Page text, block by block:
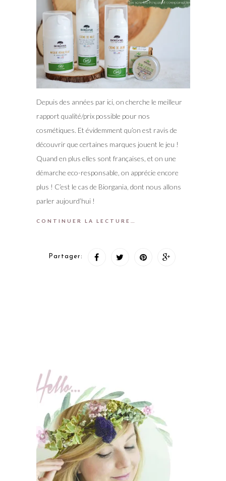
Depuis des années par ici, on cherche le meilleur
rapport qualité/prix possible pour nos
cosmétiques. Et évidemment qu’on est ravis de
découvrir que certaines marques jouent le jeu !
Quand en plus elles sont françaises, et on une
démarche eco-responsable, on apprécie encore
plus ! C’est le cas de Biorgania, dont nous allons
parler aujourd’hui !
CONTINUER LA LECTURE…
Partager: